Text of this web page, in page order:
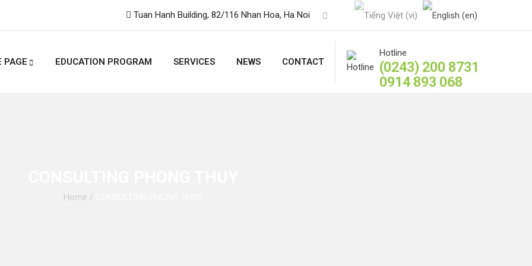
Tuan Hanh Building, 82/116 Nhan Hoa, Ha Noi
PAGE EDUCATION PROGRAM SERVICES NEWS CONTACT
Hotline
(0243) 200 8731
0914 893 068
Home /